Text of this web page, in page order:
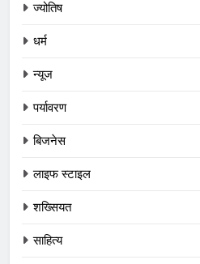
ज्योतिष
धर्म
न्यूज
पर्यावरण
बिजनेस
लाइफ स्टाइल
शख्सियत
साहित्य